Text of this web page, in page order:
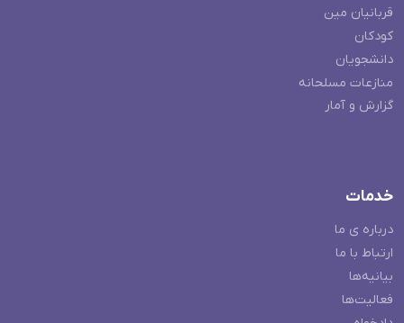
قربانیان مین
کودکان
دانشجویان
منازعات مسلحانه
گزارش و آمار
خدمات
درباره ی ما
ارتباط با ما
بیانیه‌ها
فعالیت‌ها